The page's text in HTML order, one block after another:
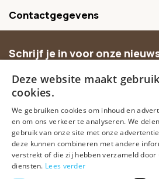
Contactgegevens
Schrijf je in voor onze
aanbiedingen.
Deze website maakt
cookies.
We gebruiken cookies om inhoud en
en om ons verkeer te analyseren. We
gebruik van onze site met onze
deze kunnen combineren met andere
verstrekt of die zij hebben verzameld door
diensten. Lees verder